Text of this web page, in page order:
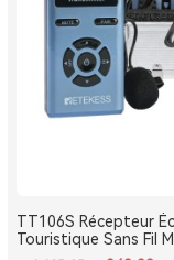
TT106S Récepteur
Touristique Sans Fil